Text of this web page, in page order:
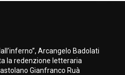
Arcangelo Badolati
la redenzione letteraria
Gianfranco Ruà